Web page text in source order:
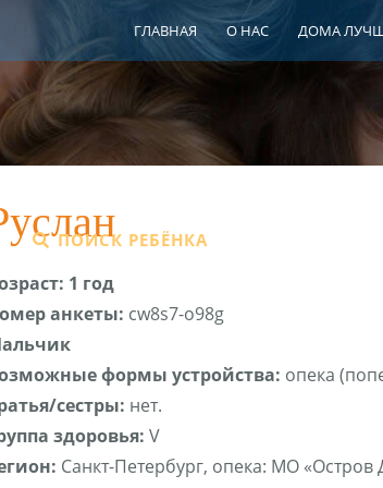
ГЛАВНАЯ О НАС ДОМА
ПОИСК РЕБЁНКА
1 год
анкеты: cw8s7-o98g
формы устройства: опека
сестры: нет.
здоровья: V
Санкт-Петербург, опека: МО «Остров